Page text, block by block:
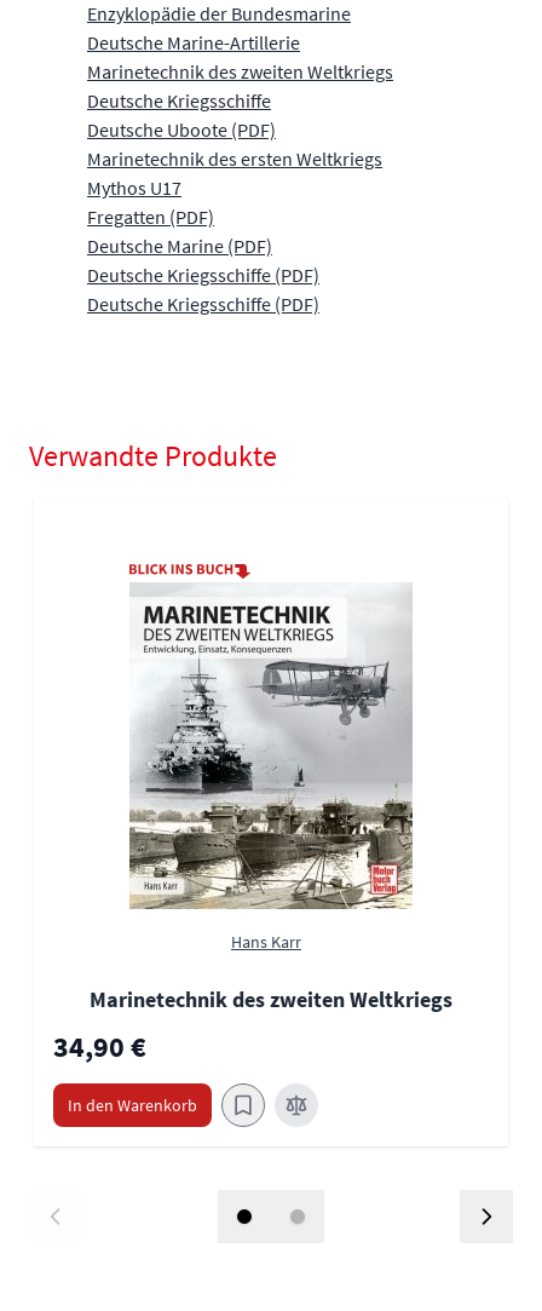
Enzyklopädie der Bundesmarine
Deutsche Marine-Artillerie
Marinetechnik des zweiten Weltkriegs
Deutsche Kriegsschiffe
Deutsche Uboote (PDF)
Marinetechnik des ersten Weltkriegs
Mythos U17
Fregatten (PDF)
Deutsche Marine (PDF)
Deutsche Kriegsschiffe (PDF)
Deutsche Kriegsschiffe (PDF)
Verwandte Produkte
Hans Karr
Marinetechnik des zweiten Weltkriegs
34,90 €
In den Warenkorb